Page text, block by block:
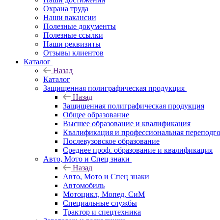
Охрана труда
Наши вакансии
Полезные документы
Полезные ссылки
Наши реквизиты
Отзывы клиентов
Каталог
Назад
Каталог
Защищенная полиграфическая продукция
Назад
Защищенная полиграфическая продукция
Общее образование
Высшее образование и квалификация
Квалификация и профессиональная
Послевузовское образование
Среднее проф. образование и квалификация
Авто, Мото и Спец знаки
Назад
Авто, Мото и Спец знаки
Автомобиль
Мотоцикл, Мопед, СиМ
Специальные службы
Трактор и спецтехника